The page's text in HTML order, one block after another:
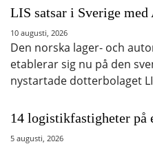
LIS satsar i Sverige
10 augusti, 2026
Den norska lager- och
etablerar sig nu på den
nystartade dotterbolaget
14 logistikfastigheter på
5 augusti, 2026